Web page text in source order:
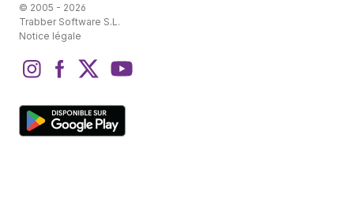
© 2005 - 2026
Trabber Software S.L.
Notice légale